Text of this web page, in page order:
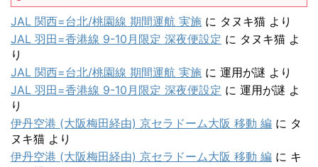
JAL 関西=台北/桃園線 期間運航 実施 に タヌキ猫 より
JAL 羽田=香港線 9-10月限定 深夜便設定 に タヌキ猫 よ
り
JAL 関西=台北/桃園線 期間運航 実施 に 運用が謎 より
JAL 羽田=香港線 9-10月限定 深夜便設定 に 運用が謎 よ
り
伊丹空港 (大阪梅田経由) 京セラドーム大阪 移動 編 に タ
ヌキ猫 より
伊丹空港 (大阪梅田経由) 京セラドーム大阪 移動 編 に キ